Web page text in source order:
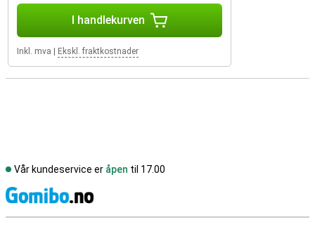
I handlekurven
Inkl. mva Ekskl. fraktkostnader
Vår kundeservice er åpen til 17.00